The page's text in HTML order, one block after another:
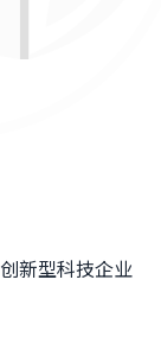
新型科技企业